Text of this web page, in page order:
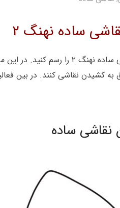
ساده نهنگ ۲
یاد بگیرید چگونه قدم به
به کشیدن نقاشی کنند. در بین
نقاشی ساده